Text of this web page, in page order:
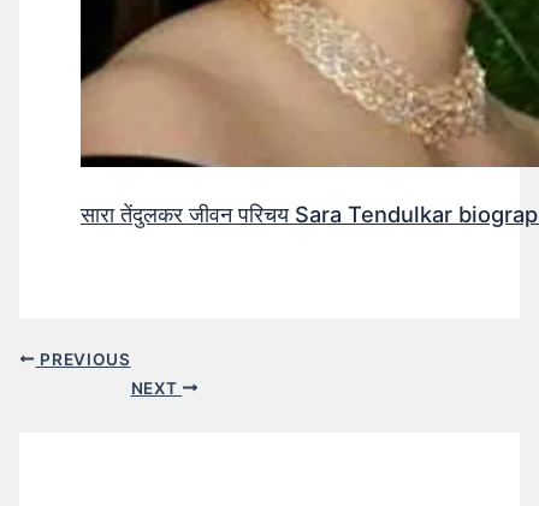
सारा तेंदुलकर जीवन परिचय Sara Tendulkar
PREVIOUS
NEXT